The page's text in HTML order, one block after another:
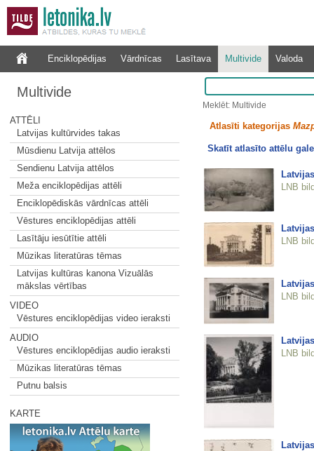
Enciklopēdijas Vārdnīcas Lasītava Multivide Valoda
Multivide
ATTĒLI
Latvijas kultūrvides takas
Mūsdienu Latvija attēlos
Sendienu Latvija attēlos
Meža enciklopēdijas attēli
Enciklopēdiskās vārdnīcas attēli
Vēstures enciklopēdijas attēli
Lasītāju iesūtītie attēli
Mūzikas literatūras tēmas
Latvijas kultūras kanona Vizuālās
mākslas vērtības
VIDEO
Vēstures enciklopēdijas video ieraksti
AUDIO
Vēstures enciklopēdijas audio ieraksti
Mūzikas literatūras tēmas
Putnu balsis
KARTE
Meklēt: Multivide
Atlasīti kategorijas
Skatīt atlasīto attēlu
LNB
LNB
LNB
LNB